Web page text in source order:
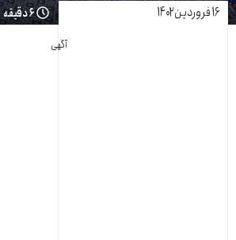
۱۶ فروردین ۱۴۰۲ ۶ دقیقه
آگهی